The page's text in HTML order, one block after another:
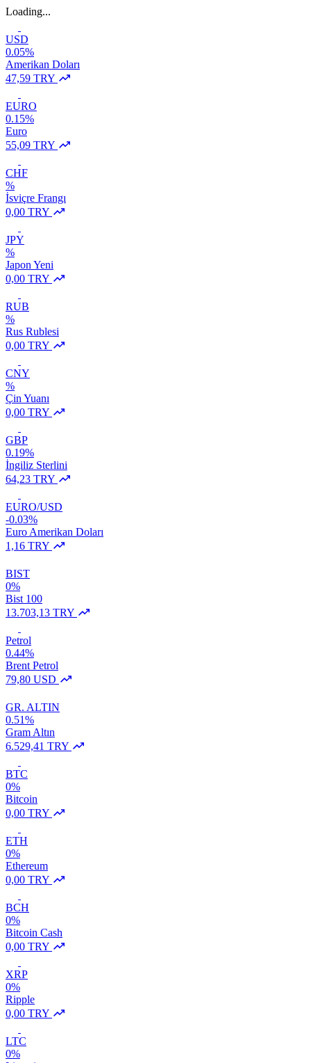
Loading...
USD
0.05%
Amerikan Doları
47,59 TRY
EURO
0.15%
Euro
55,09 TRY
CHF
%
İsviçre Frangı
0,00 TRY
JPY
%
Japon Yeni
0,00 TRY
RUB
%
Rus Rublesi
0,00 TRY
CNY
%
Çin Yuanı
0,00 TRY
GBP
0.19%
İngiliz Sterlini
64,23 TRY
EURO/USD
-0.03%
Euro Amerikan Doları
1,16 TRY
BIST
0%
Bist 100
13.703,13 TRY
Petrol
0.44%
Brent Petrol
79,80 USD
GR. ALTIN
0.51%
Gram Altın
6.529,41 TRY
BTC
0%
Bitcoin
0,00 TRY
ETH
0%
Ethereum
0,00 TRY
BCH
0%
Bitcoin Cash
0,00 TRY
XRP
0%
Ripple
0,00 TRY
LTC
0%